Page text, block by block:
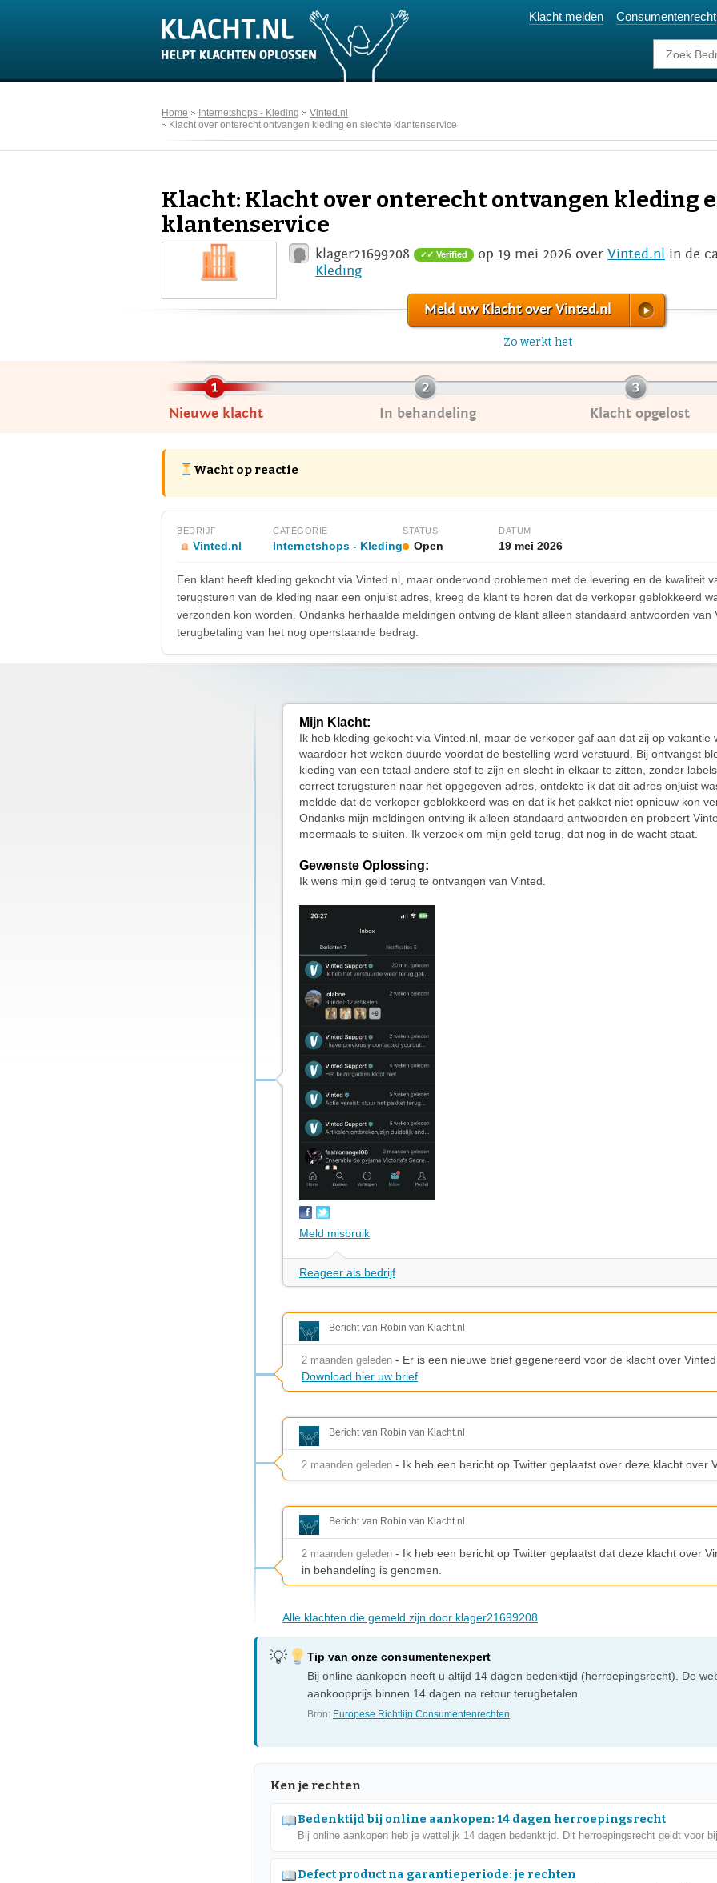
Klacht melden Consumentenrecht
Home Internetshops - Kleding
Vinted.nl
Klacht over onterecht ontvangen kleding en slechte klantenservice
Klacht: Klacht over onterecht ontvangen kleding
klantenservice
klager21699208 ✓ Verified op 19 mei 2026 over Vinted.nl in de
Kleding
Meld uw Klacht over Vinted.nl
Zo werkt het
Nieuwe klacht In behandeling Klacht opgelost
Wacht op reactie
BEDRIJF
Vinted.nl
CATEGORIE
Internetshops - Kleding
STATUS
Open
DATUM
19 mei 2026
Een klant heeft kleding gekocht via Vinted.nl, maar ondervond problemen met de levering en de kwaliteit
terugsturen van de kleding naar een onjuist adres, kreeg de klant te horen dat de verkoper geblokkeerd
verzonden kon worden. Ondanks herhaalde meldingen ontving de klant alleen standaard antwoorden van
terugbetaling van het nog openstaande bedrag.
Mijn Klacht:
Ik heb kleding gekocht via Vinted.nl, maar de verkoper gaf aan dat zij op vakantie
waardoor het weken duurde voordat de bestelling werd verstuurd. Bij ontvangst
kleding van een totaal andere stof te zijn en slecht in elkaar te zitten, zonder
correct terugsturen naar het opgegeven adres, ontdekte ik dat dit adres onjuist
meldde dat de verkoper geblokkeerd was en dat ik het pakket niet opnieuw kon
Ondanks mijn meldingen ontving ik alleen standaard antwoorden en probeert
meermaals te sluiten. Ik verzoek om mijn geld terug, dat nog in de wacht staat.
Gewenste Oplossing:
Ik wens mijn geld terug te ontvangen van Vinted.
Meld misbruik
Reageer als bedrijf
Bericht van Robin van Klacht.nl
2 maanden geleden - Er is een nieuwe brief gegenereerd voor de klacht over
Download hier uw brief
Bericht van Robin van Klacht.nl
2 maanden geleden - Ik heb een bericht op Twitter geplaatst over deze klacht over
Bericht van Robin van Klacht.nl
2 maanden geleden - Ik heb een bericht op Twitter geplaatst dat deze klacht over
in behandeling is genomen.
Alle klachten die gemeld zijn door klager21699208
Tip van onze consumentenexpert
Bij online aankopen heeft u altijd 14 dagen bedenktijd (herroepingsrecht). De
aankoopprijs binnen 14 dagen na retour terugbetalen.
Bron: Europese Richtlijn Consumentenrechten
Ken je rechten
Bedenktijd bij online aankopen: 14 dagen herroepingsrecht
Bij online aankopen heb je wettelijk 14 dagen bedenktijd. Dit herroepingsrecht geldt voor
Defect product na garantieperiode: je rechten